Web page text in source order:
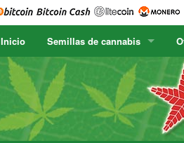
Inicio Semillas de cannabis
SENSI SEEDS
SENSI SEEDS RESEARCH
NIRVANA
CBD
Chronic